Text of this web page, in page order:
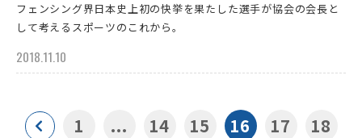
フェンシング界日本史上初の快挙を果たした選手が協会の会長と
して考えるスポーツのこれから。
2018.11.10
1 ... 14 15 16 17
18